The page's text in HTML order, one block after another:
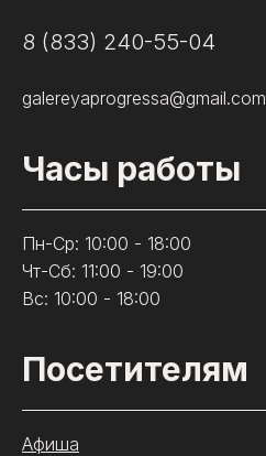
8 (833) 240-55-04
galereyaprogressa@gmail.com
Часы работы
Пн-Ср: 10:00 - 18:00
Чт-Сб: 11:00 - 19:00
Вс: 10:00 - 18:00
Посетителям
Афиша